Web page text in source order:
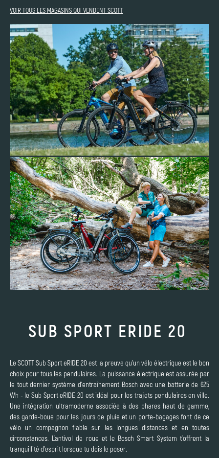
VOIR TOUS LES MAGASINS QUI VENDENT SCOTT
SUB SPORT ERIDE 20
Le SCOTT Sub Sport eRIDE 20 est la preuve qu'un vélo électrique est le bon
choix pour tous les pendulaires. La puissance électrique est assurée par
le tout dernier système d'entraînement Bosch avec une batterie de 625
Wh - le Sub Sport eRIDE 20 est idéal pour les trajets pendulaires en ville.
Une intégration ultramoderne associée à des phares haut de gamme,
des garde-boue pour les jours de pluie et un porte-bagages font de ce
vélo un compagnon fiable sur les longues distances et en toutes
circonstances. L'antivol de roue et le Bosch Smart System t'offrent la
tranquillité d'esprit lorsque tu dois le poser.